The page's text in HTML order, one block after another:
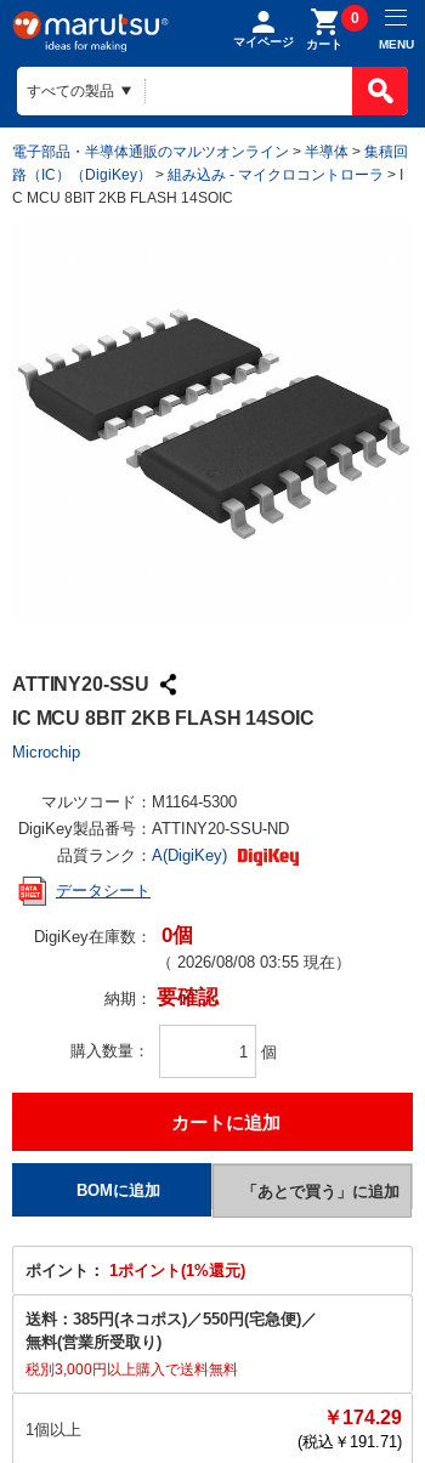
マイページ カート
0
MENU
電子部品・半導体通販のマルツオンライン > 半導体 > 集積回
路（IC）（DigiKey）
> 組み込み - マイクロコントローラ > I
C MCU 8BIT 2KB FLASH 14SOIC
ATTINY20-SSU
IC MCU 8BIT 2KB FLASH 14SOIC
Microchip
マルツコード： M1164-5300
DigiKey製品番号： ATTINY20-SSU-ND
品質ランク： A(DigiKey)
データシート
DigiKey在庫数： 0個
（ 2026/08/08 03:55 現在）
納期： 要確認
購入数量 個
ポイント： 1ポイント(1%還元)
送料： 385円(ネコポス)／550円(宅急便)／
無料(営業所受取り)
税別3,000円以上購入で送料無料
1個以上
￥174.29
(税込￥ 191.71)